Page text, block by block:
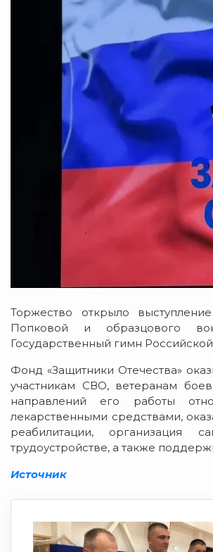
Торжество открыло
Попковой и образцового
Государственный гимн
Фонд «Защитники Отечества»
участникам СВО, ветеранам
направлений его работы
лекарственными средствами,
реабилитации, организация
трудоустройстве, а также
Источник